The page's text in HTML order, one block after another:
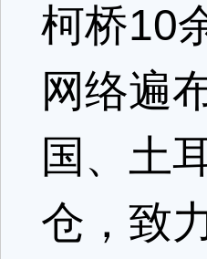
柯桥10
网络遍
国、土
仓，致